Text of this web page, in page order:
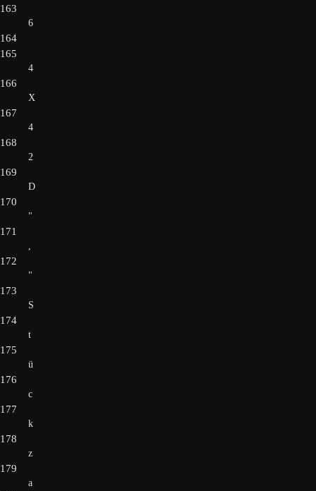
163
6
164
165
4
166
X
167
4
168
2
169
D
170
"
171
,
172
"
173
S
174
t
175
ü
176
c
177
k
178
z
179
a